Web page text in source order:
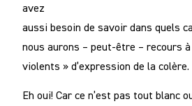
avez
aussi besoin de savoir dans quels
nous aurons – peut-être – recours
violents » d’expression de la colère.
Eh oui! Car ce n’est pas tout blanc